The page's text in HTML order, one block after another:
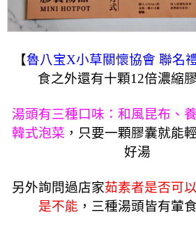
【魯八宝X小草關懷協會 聯名
食之外還有十顆12倍濃縮
湯頭有三種口味：和風昆布、
韓式泡菜 ， 只要一顆膠囊就能
好湯
另外詢問過店家茹素者是否可
是不能 ，三種湯頭皆有葷